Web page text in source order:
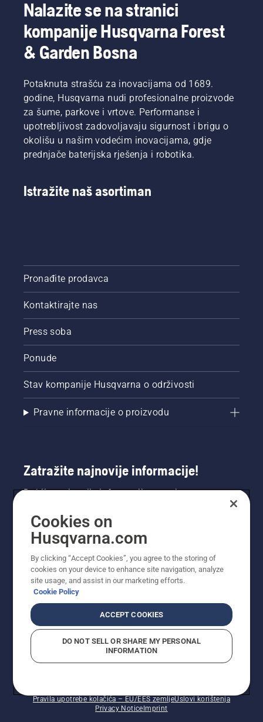
Nalazite se na stranici
kompanije Husqvarna Forest
& Garden Bosna
Potaknuta strašću za inovacijama od 1689.
godine, Husqvarna nudi profesionalne proizvode
za šume, parkove i vrtove. Performanse i
upotrebljivost zadovoljavaju sigurnost i brigu o
okolišu u našim vodećim inovacijama, gdje
prednjače baterijska rješenja i robotika.
Istražite naš asortiman
Pronađite prodavca
Kontaktirajte nas
Press soba
Ponude
Stav kompanije Husqvarna o održivosti
Pravne informacije o proizvodu
Zatražite najnovije informacije!
Dobijte najnovije informacije o novim
toga. Ovdje se registrirajte za naš bilten.
Pravila upotrebe kolačića – EU/EES zemljeUslovi korištenja
Privacy Notice Imprint
Cookies on
Husqvarna.com
By clicking “Accept Cookies”, you agree to the storing of
cookies on your device to enhance site navigation, analyze
site usage, and assist in our marketing efforts.
Cookie Policy
ACCEPT COOKIES
DO NOT SELL OR SHARE MY PERSONAL
INFORMATION